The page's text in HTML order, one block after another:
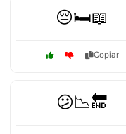
😔🛏️📖
Copiar
😕📉🔚